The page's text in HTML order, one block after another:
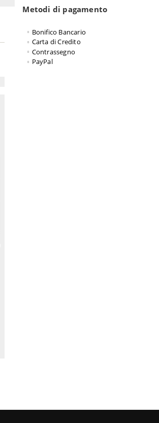
Metodi di pagamento
Bonifico Bancario
Carta di Credito
Contrassegno
PayPal